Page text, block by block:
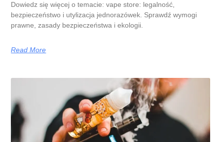
Dowiedz się więcej o temacie: vape store: legalność,
bezpieczeństwo i utylizacja jednorazówek. Sprawdź wymogi
prawne, zasady bezpieczeństwa i ekologii.
Read More